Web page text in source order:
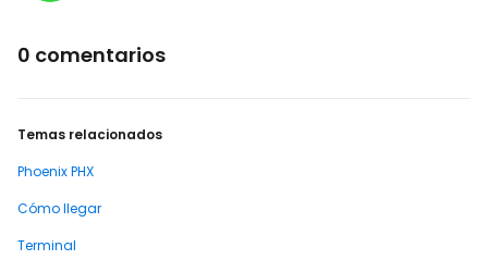
0 comentarios
Temas relacionados
Phoenix PHX
Cómo llegar
Terminal